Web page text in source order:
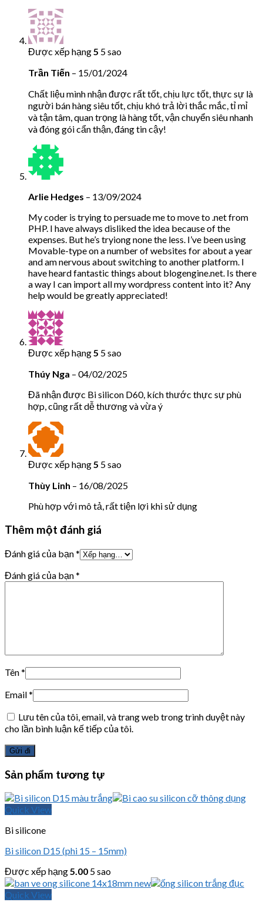
Được xếp hạng5 5 sao
Trần Tiến – 15/01/2024
Chất liệu mình nhận được rất tốt, chịu lực tốt, thực sự là
người bán hàng siêu tốt, chịu khó trả lời thắc mắc, tỉ mỉ
và tận tâm, quan trọng là hàng tốt, vận chuyển siêu nhanh
và đóng gói cẩn thận, đáng tin cậy!
Arlie Hedges – 13/09/2024
My coder is trying to persuade me to move to .net from
PHP. I have always disliked the idea because of the
expenses. But he’s tryiong none the less. I’ve been using
Movable-type on a number of websites for about a year
and am nervous about switching to another platform. I
have heard fantastic things about blogengine.net. Is there
a way I can import all my wordpress content into it? Any
help would be greatly appreciated!
Được xếp hạng5 5 sao
Thúy Nga – 04/02/2025
Đã nhận được Bi silicon D60, kích thước thực sự phù
hợp, cũng rất dễ thương và vừa ý
Được xếp hạng5 5 sao
Thùy Linh – 16/08/2025
Phù hợp với mô tả, rất tiện lợi khi sử dụng
Thêm một đánh giá
Đánh giá của bạn*
Đánh giá của bạn*
Tên*
Email*
Lưu tên của tôi, email, và trang web trong trình duyệt này
cho lần bình luận kế tiếp của tôi.
Sản phẩm tương tự
Quick View
Bi silicone
Bi silicon D15 (phi 15 – 15mm)
Được xếp hạng5.00 5 sao
Quick View